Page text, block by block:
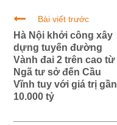
Bài viết trước
Hà Nội khởi công xây
dựng tuyến đường
Vành đai 2 trên cao từ
Ngã tư sở đến Cầu
Vĩnh tuy với giá trị gần
10.000 tỷ